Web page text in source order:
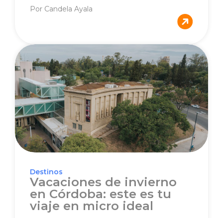
Por Candela Ayala
Destinos
Vacaciones de invierno
en Córdoba: este es tu
viaje en micro ideal